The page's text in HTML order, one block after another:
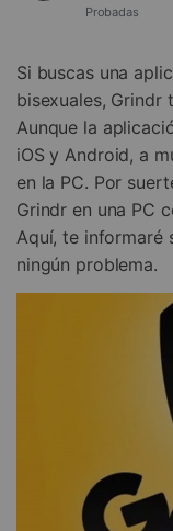
Gestor de Datos
Protección del Móvil
Encuentra Más
Probadas
Si buscas una
bisexuales, Grindr
Aunque la
iOS y Android, a
en la PC. Por
Grindr en una PC
Aquí, te informaré
ningún problema.